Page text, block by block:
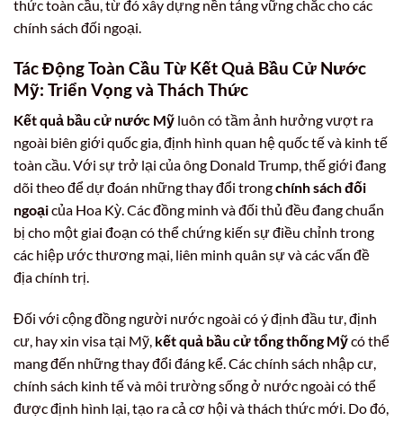
thức toàn cầu, từ đó xây dựng nền tảng vững chắc cho các
chính sách đối ngoại.
Tác Động Toàn Cầu Từ Kết Quả Bầu Cử Nước
Mỹ: Triển Vọng và Thách Thức
Kết quả bầu cử nước Mỹ luôn có tầm ảnh hưởng vượt ra
ngoài biên giới quốc gia, định hình quan hệ quốc tế và kinh tế
toàn cầu. Với sự trở lại của ông Donald Trump, thế giới đang
dõi theo để dự đoán những thay đổi trongchính sách đối
ngoạicủa Hoa Kỳ. Các đồng minh và đối thủ đều đang chuẩn
bị cho một giai đoạn có thể chứng kiến sự điều chỉnh trong
các hiệp ước thương mại, liên minh quân sự và các vấn đề
địa chính trị.
Đối với cộng đồng người nước ngoài có ý định đầu tư, định
cư, hay xin visa tại Mỹ, kết quả bầu cử tổng thống Mỹcó thể
mang đến những thay đổi đáng kể. Các chính sách nhập cư,
chính sách kinh tế và môi trường sống ở nước ngoài có thể
được định hình lại, tạo ra cả cơ hội và thách thức mới. Do đó,